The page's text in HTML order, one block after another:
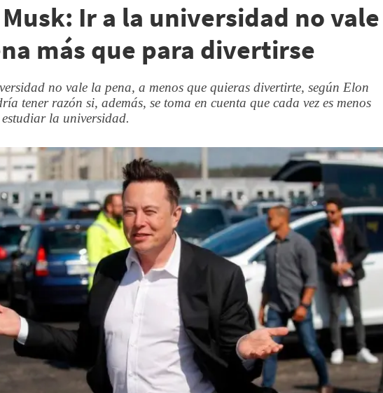
Ir a la universidad no vale
más que para divertirse
no vale la pena, a menos que quieras divertirte, según Elon
tener razón si, además, se toma en cuenta que cada vez es menos
la universidad.